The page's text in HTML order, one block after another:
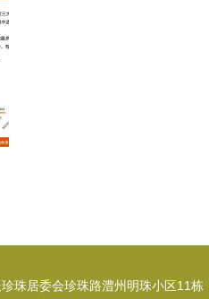
珠居委会珍珠路澧州明珠小区11栋